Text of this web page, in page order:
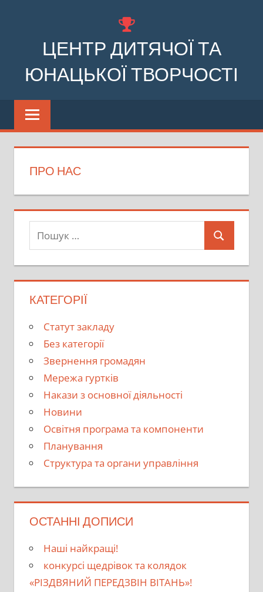
ЦЕНТР ДИТЯЧОЇ ТА
ЮНАЦЬКОЇ ТВОРЧОСТІ
Комунальний
заклад
позашкільної
освіти
сільської
ПРО НАС
Пошук:
Пошук
КАТЕГОРІЇ
Cтатут закладу
Без категорії
Звернення громадян
Мережа гуртків
Накази з основної діяльності
Новини
Освітня програма та компоненти
Планування
Структура та органи управління
ОСТАННІ ДОПИСИ
Наші найкращі!
конкурсі щедрівок та колядок
«РІЗДВЯНИЙ ПЕРЕДЗВІН ВІТАНЬ»!